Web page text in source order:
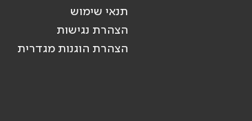
תנאי שימוש
הצהרת נגישות
הצהרת הוגנות מגדרית